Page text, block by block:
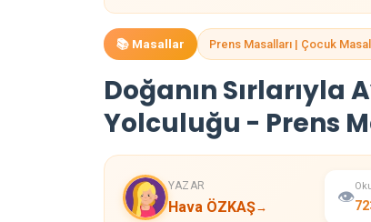
📚 Masallar Prens Masalları | Çocuk
Doğanın Sırlarıyla
Yolculuğu - Prens
YAZAR
Hava ÖZKAŞ→ 👁️